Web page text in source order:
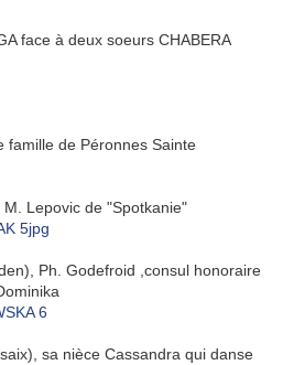
face à deux soeurs CHABERA
famille de Péronnes Sainte
Lepovic de "Spotkanie"
Ph. Godefroid ,consul honoraire
sa nièce Cassandra qui danse